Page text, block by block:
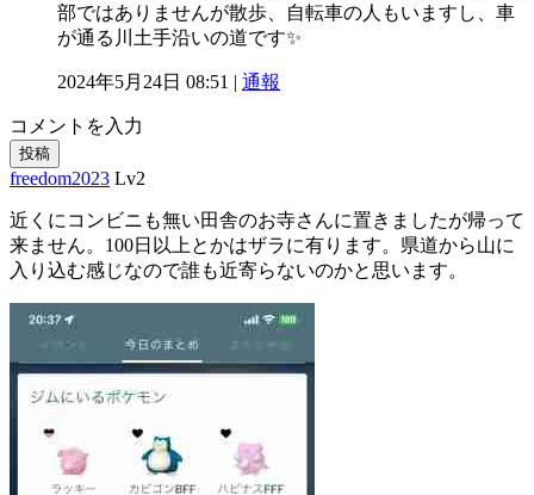
部ではありませんが散歩、自転車の人もいますし、車
が通る川土手沿いの道です✨
2024年5月24日 08:51 | 通報
コメントを入力
投稿
freedom2023 Lv2
近くにコンビニも無い田舎のお寺さんに置きましたが帰って
来ません。100日以上とかはザラに有ります。県道から山に
入り込む感じなので誰も近寄らないのかと思います。